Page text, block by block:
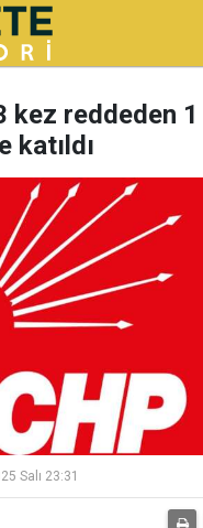
kez reddeden 1
katıldı
Salı 23:31